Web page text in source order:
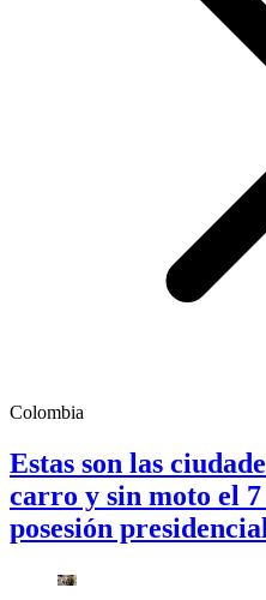
Colombia
Estas son las
carro y sin moto el
posesión presidencial